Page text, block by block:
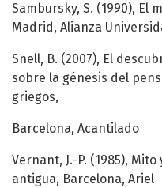
Sambursky, S. (1990), El
Madrid, Alianza
Snell, B. (2007), El
sobre la génesis del
griegos,
Barcelona, Acantilado
Vernant, J.-P. (1985),
antigua, Barcelona, Ariel